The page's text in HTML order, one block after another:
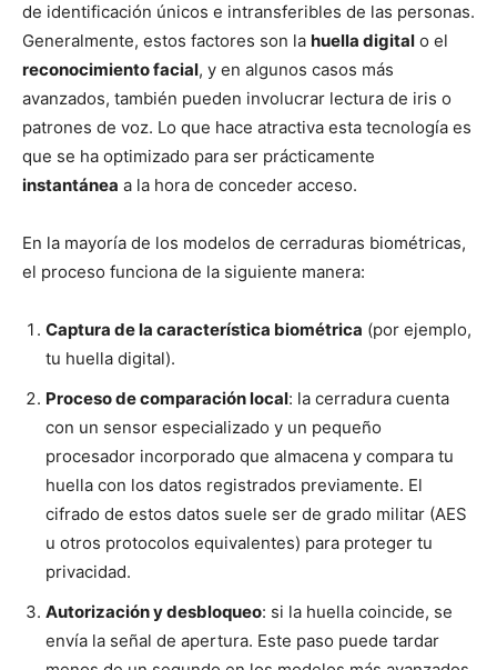
de identificación únicos e intransferibles de las personas.
Generalmente, estos factores son la huella digital o el
reconocimiento facial, y en algunos casos más
avanzados, también pueden involucrar lectura de iris o
patrones de voz. Lo que hace atractiva esta tecnología es
que se ha optimizado para ser prácticamente
instantánea a la hora de conceder acceso.
En la mayoría de los modelos de cerraduras biométricas,
el proceso funciona de la siguiente manera:
Captura de la característica biométrica (por ejemplo,
tu huella digital).
Proceso de comparación local: la cerradura cuenta
con un sensor especializado y un pequeño
procesador incorporado que almacena y compara tu
huella con los datos registrados previamente. El
cifrado de estos datos suele ser de grado militar (AES
u otros protocolos equivalentes) para proteger tu
privacidad.
Autorización y desbloqueo: si la huella coincide, se
envía la señal de apertura. Este paso puede tardar